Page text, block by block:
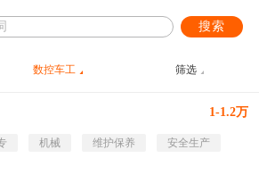
搜索
数控车工 筛选
1-1.2万
机械 维护保养
安全生产